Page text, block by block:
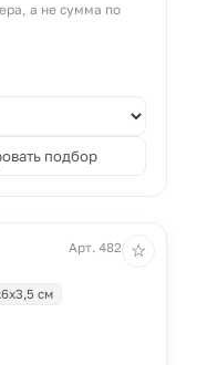
а не сумма по
подбор
Арт. 4820.50
см
☆